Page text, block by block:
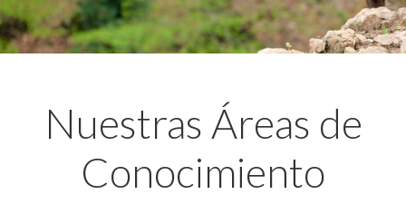
Nuestras Áreas de
Conocimiento